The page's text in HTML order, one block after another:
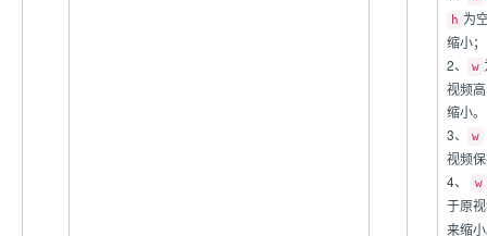
h 为
缩小；
2、
w
视频
缩小。
3、
w
视频
4、
w
于原
来缩